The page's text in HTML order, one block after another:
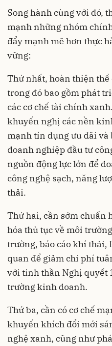
Song hành cùng với đó,
mạnh những nhóm
đẩy mạnh mẽ hơn thực
vững:
Thứ nhất, hoàn thiện
trong đó bao gồm phát
các cơ chế tài chính
khuyến nghị các nền
mạnh tín dụng ưu đãi và
doanh nghiệp đầu tư
nguồn động lực lớn để
công nghệ sạch, năng
thải.
Thứ hai, cần sớm chuẩn
hóa thủ tục về môi
trường, báo cáo khí thải,
quan để giảm chi phí
với tinh thần Nghị quyết
trường kinh doanh.
Thứ ba, cần có cơ chế
khuyến khích đổi mới
nghệ xanh, cũng như